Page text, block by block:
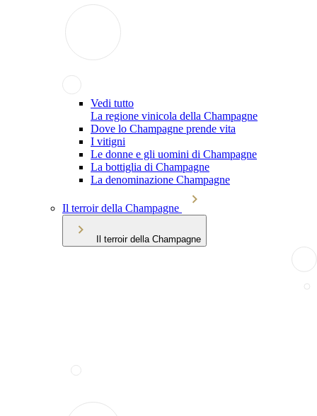
Vedi tutto
La regione vinicola della Champagne
Dove lo Champagne prende vita
I vitigni
Le donne e gli uomini di Champagne
La bottiglia di Champagne
La denominazione Champagne
Il terroir della Champagne
Il terroir della Champagne